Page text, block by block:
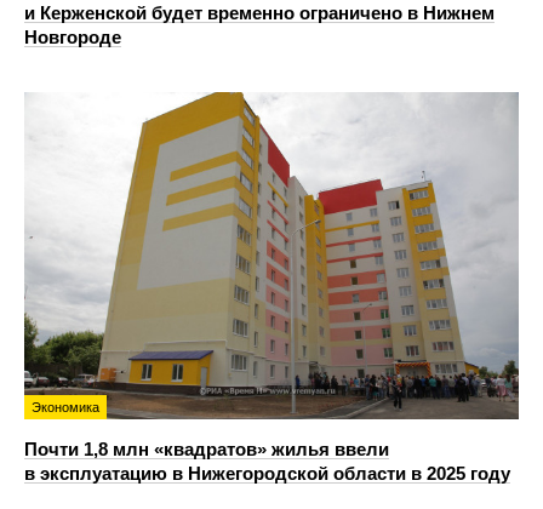
и Керженской будет временно ограничено в Нижнем
Новгороде
Экономика
Почти 1,8 млн «квадратов» жилья ввели
в эксплуатацию в Нижегородской области в 2025 году